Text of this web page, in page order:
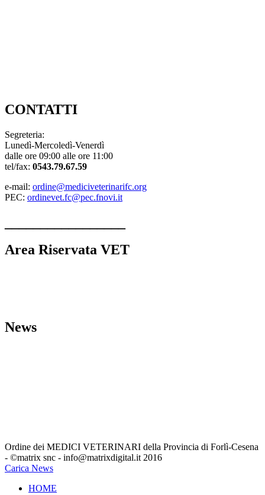
CONTATTI
Segreteria:
Lunedì-Mercoledì-Venerdì
dalle ore 09:00 alle ore 11:00
tel/fax: 0543.79.67.59
e-mail: ordine@mediciveterinarifc.org
PEC: ordinevet.fc@pec.fnovi.it
Area Riservata VET
News
Ordine dei MEDICI VETERINARI della Provincia di Forlì-Cesena
- ©matrix snc - info@matrixdigital.it 2016
Carica News
HOME